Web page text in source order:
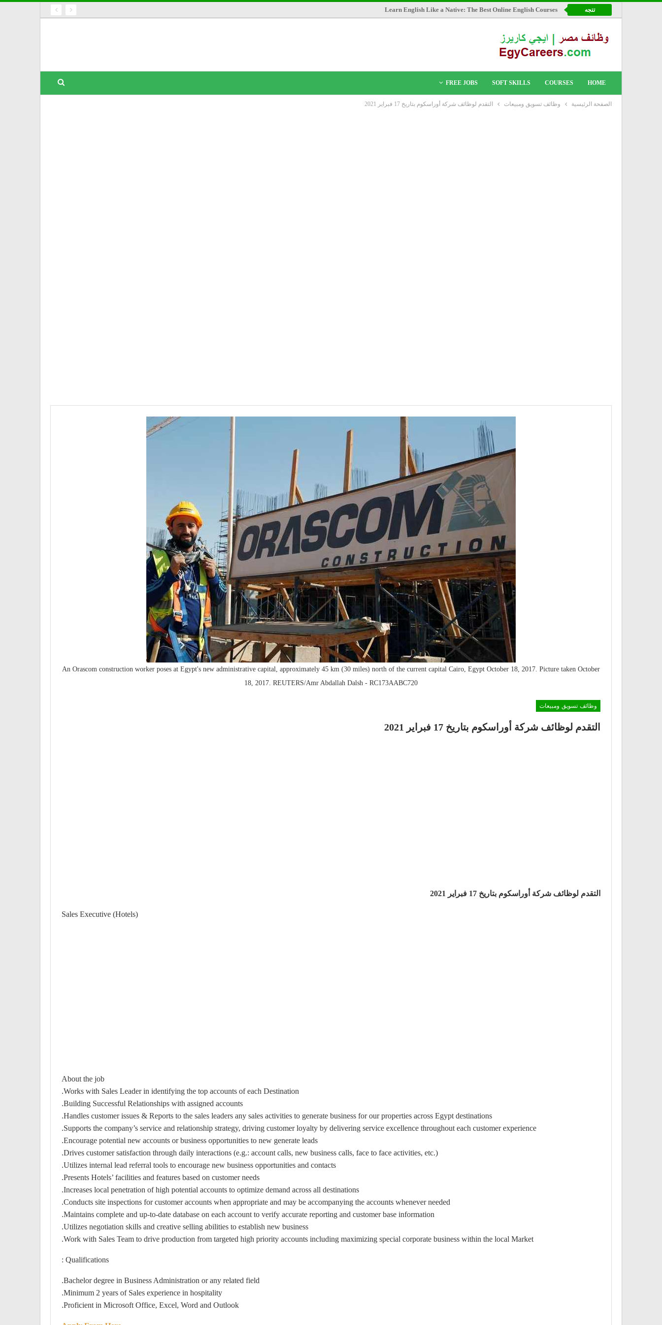
تتجه Learn English Like a Native: The Best Online English Courses
HOME
COURSES
SOFT SKILLS
FREE JOBS
الصفحة الرئيسية وظائف تسويق ومبيعات التقدم لوظائف شركة أوراسكوم بتاريخ 17 فبراير 2021
An Orascom construction worker poses at Egypt's new administrative capital, approximately 45 km (30 miles) north of the current capital Cairo, Egypt October 18, 2017. Picture taken October
18, 2017. REUTERS/Amr Abdallah Dalsh - RC173AABC720
وظائف تسويق ومبيعات
التقدم لوظائف شركة أوراسكوم بتاريخ 17 فبراير 2021
التقدم لوظائف شركة أوراسكوم بتاريخ 17 فبراير 2021
Sales Executive (Hotels)
About the job
Works with Sales Leader in identifying the top accounts of each Destination.
Building Successful Relationships with assigned accounts.
Handles customer issues & Reports to the sales leaders any sales activities to generate business for our properties across Egypt destinations.
Supports the company’s service and relationship strategy, driving customer loyalty by delivering service excellence throughout each customer experience.
Encourage potential new accounts or business opportunities to new generate leads.
Drives customer satisfaction through daily interactions (e.g.: account calls, new business calls, face to face activities, etc.).
Utilizes internal lead referral tools to encourage new business opportunities and contacts.
Presents Hotels’ facilities and features based on customer needs.
Increases local penetration of high potential accounts to optimize demand across all destinations.
Conducts site inspections for customer accounts when appropriate and may be accompanying the accounts whenever needed.
Maintains complete and up-to-date database on each account to verify accurate reporting and customer base information.
Utilizes negotiation skills and creative selling abilities to establish new business.
Work with Sales Team to drive production from targeted high priority accounts including maximizing special corporate business within the local Market.
Qualifications :
Bachelor degree in Business Administration or any related field.
Minimum 2 years of Sales experience in hospitality.
Proficient in Microsoft Office, Excel, Word and Outlook.